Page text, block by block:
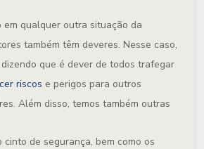
em qualquer outra situação da
também têm deveres. Nesse caso,
que é dever de todos trafegar
riscos e perigos para outros
Além disso, temos também outras
cinto de segurança, bem como os